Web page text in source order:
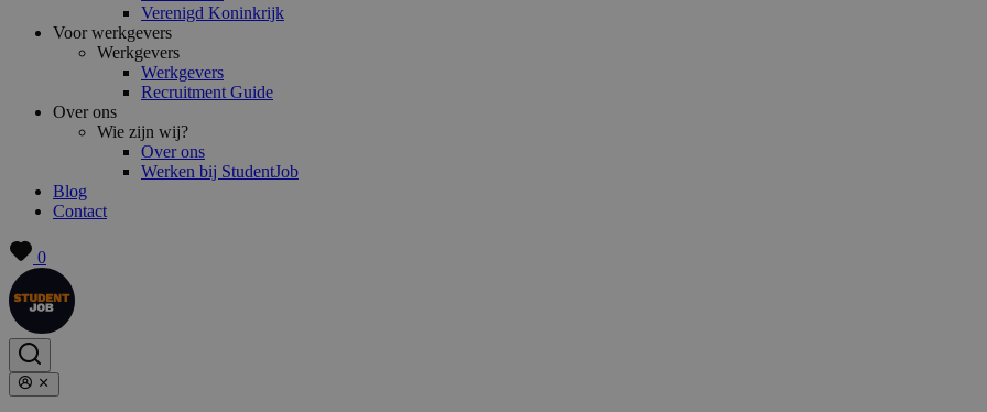
Verenigd Koninkrijk
Voor werkgevers
Werkgevers
Werkgevers
Recruitment Guide
Over ons
Wie zijn wij?
Over ons
Werken bij StudentJob
Blog
Contact
0